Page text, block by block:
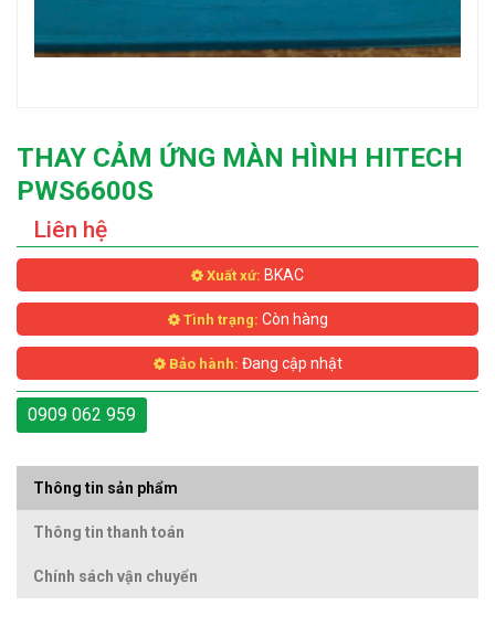
THAY CẢM ỨNG MÀN HÌNH HITECH
PWS6600S
Liên hệ
Xuất xứ: BKAC
Tình trạng: Còn hàng
Bảo hành: Đang cập nhật
0909 062 959
Thông tin sản phẩm
Thông tin thanh toán
Chính sách vận chuyển